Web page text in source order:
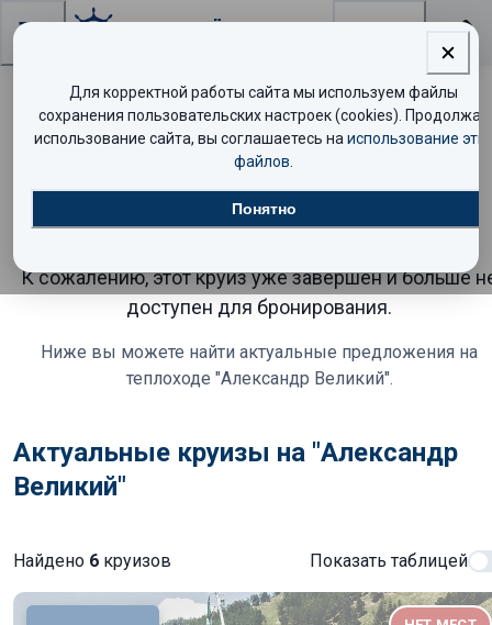
Круиз на теплоходе
"Александр Великий"
завершён
К сожалению, этот круиз уже завершён и больше
доступен для бронирования.
Ниже вы можете найти актуальные предложения на
теплоходе "Александр Великий".
Актуальные круизы на "Александр
Великий"
Найдено 6 круизов Показать таблицей
Для корректной работы сайта мы используем файлы
сохранения пользовательских настроек (cookies). Продолжая
использование сайта, вы соглашаетесь на использование
файлов
Понятно